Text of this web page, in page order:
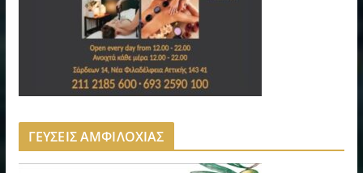
ΓΕΥΣΕΙΣ ΑΜΦΙΛΟΧΙΑΣ